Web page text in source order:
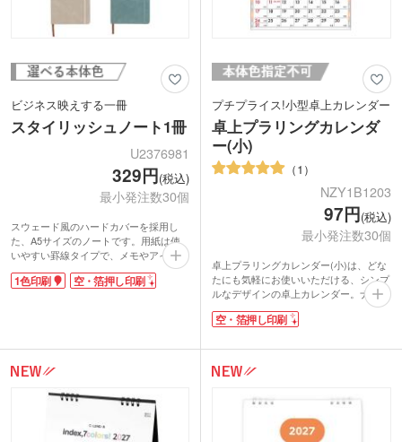
ビジネス映えする一冊
スタイリッシュノート1冊
U2376981
329円(税込)
最小発注数30個
スウェード風のハードカバーを採用し
た、A5サイズのノートです。用紙は使
いやすい罫線タイプで、メモやアイデア
整理、会議の議事録、日々の記録など幅
広いシーンで活躍します。落ち着いたカ
名入れ印刷は1色印刷のほか、箔押し・
がりで、周年記念品や企業ノベルティ、
卒業記念品などにもおすすめです。
1色印刷 空・箔押し印刷
プチプライス!小型卓上カレンダー
卓上プラリングカレンダ
ー(小)
1
NZY1B1203
97円(税込)
最小発注数30個
卓上プラリングカレンダー(小)は、どな
たにも気軽にお使いいただける、シンプ
ルなデザインの卓上カレンダー。ナチュ
ラルカラーを基調に、置き場所を選ばな
い小さめサイズで作りました。クリーム
明るくしたいときにうってつけです。
カワイイお値段も魅力のひとつ。年末年
始のご挨拶まわりで活躍するノベルティ
空・箔押し印刷